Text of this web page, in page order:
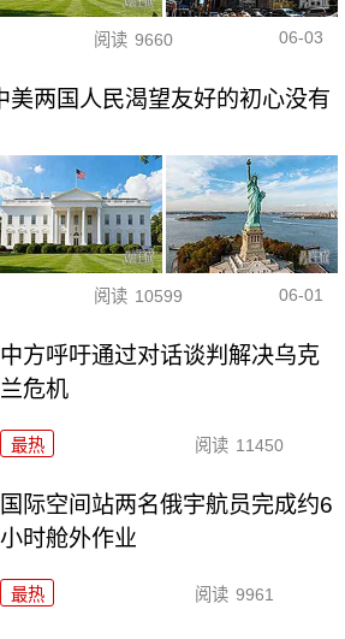
阅读 9660 06-03
美两国人民渴望友好的初心没有
阅读 10599 06-01
中方呼吁通过对话谈判解决乌克
兰危机
最热 阅读 11450
国际空间站两名俄宇航员完成约6
小时舱外作业
最热 阅读 9961